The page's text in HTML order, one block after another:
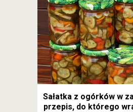
Sałatka z ogórków w
przepis, do którego